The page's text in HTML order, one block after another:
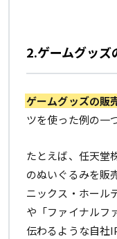
2.ゲームグッズ
ゲームグッズの販
ツを使った例の一
たとえば、任天堂
のぬいぐるみを販
ニックス・ホール
や「ファイナルフ
伝わるような自社